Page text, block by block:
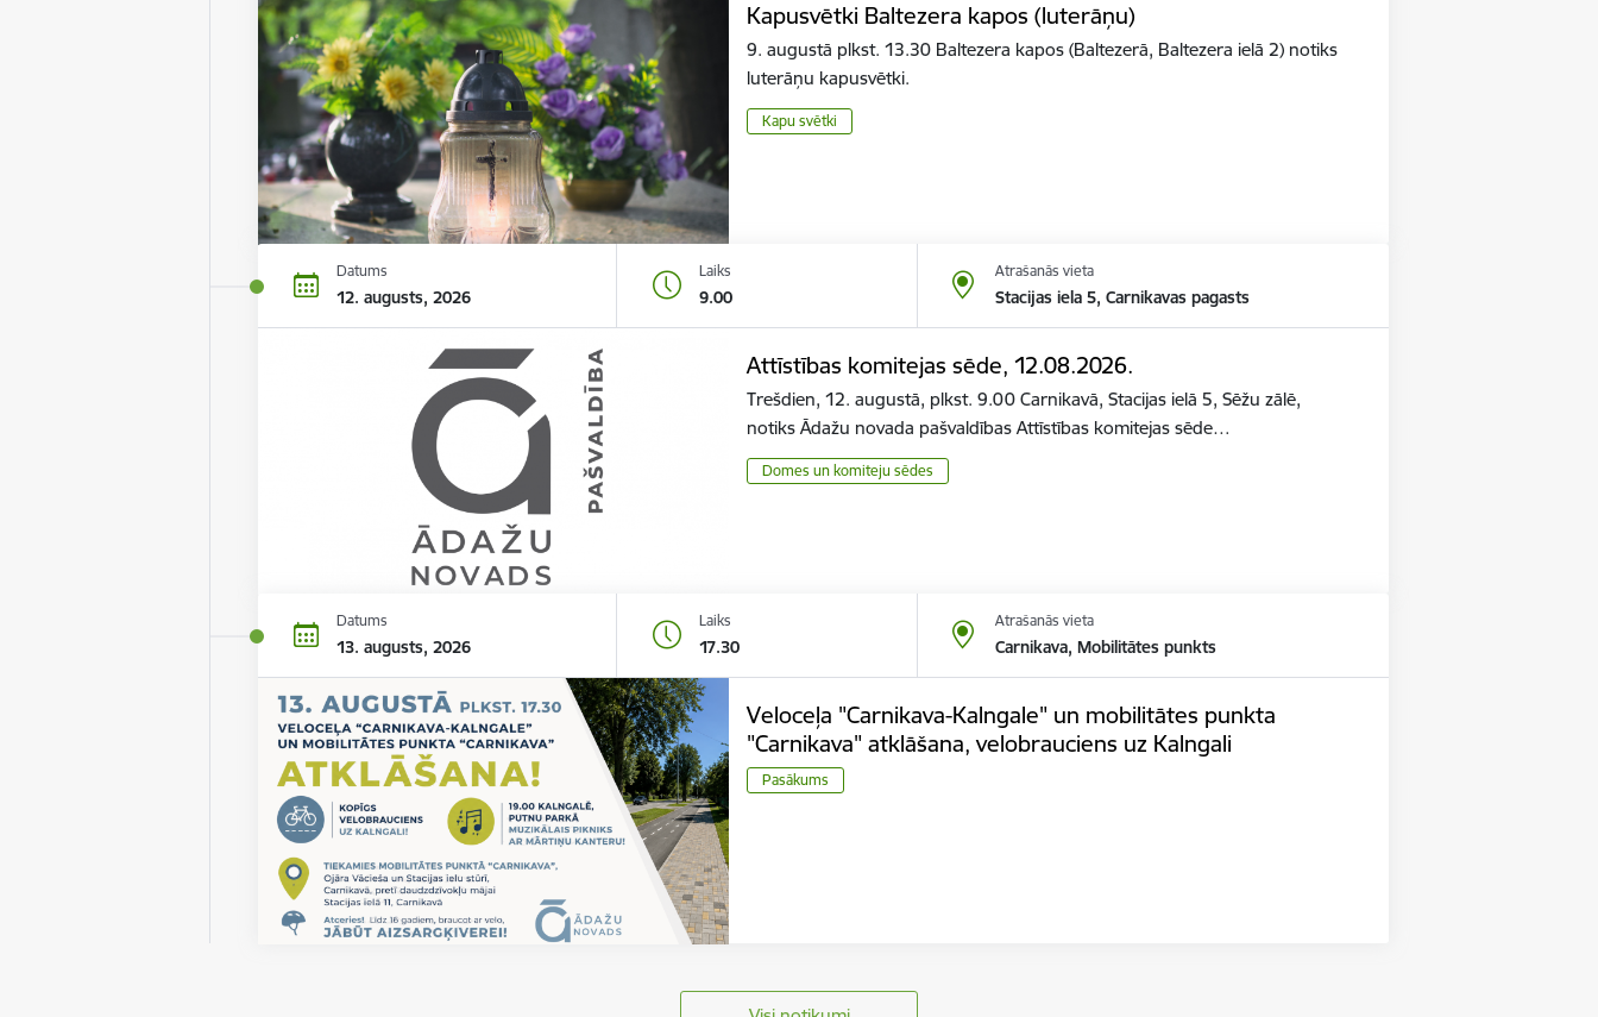
Kapusvētki Baltezera kapos (luterāņu)
9. augustā plkst. 13.30 Baltezera kapos (Baltezerā, Baltezera ielā 2) notiks
luterāņu kapusvētki.
Kapu svētki
Datums
12. augusts, 2026
Laiks
9.00
Atrašanās vieta
Stacijas iela 5, Carnikavas pagasts
Attīstības komitejas sēde, 12.08.2026.
Trešdien, 12. augustā, plkst. 9.00 Carnikavā, Stacijas ielā 5, Sēžu zālē,
notiks Ādažu novada pašvaldības Attīstības komitejas sēde…
Domes un komiteju sēdes
Datums
13. augusts, 2026
Laiks
17.30
Atrašanās vieta
Carnikava, Mobilitātes punkts
Veloceļa "Carnikava-Kalngale" un mobilitātes punkta
"Carnikava" atklāšana, velobrauciens uz Kalngali
Pasākums